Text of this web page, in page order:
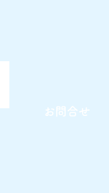
お問合せ